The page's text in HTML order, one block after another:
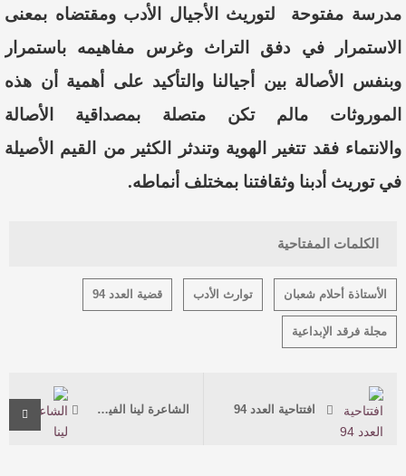
مدرسة مفتوحة لتوريث الأجيال الأدبومقتضاه بمعنى
الاستمرار
في دفق التراثوغرس مفاهيمه
باستمرار
وبنفس
الأصالة بين أ جيالنا والتأكيد على همية أن هذه
الموروثات مالم تكن متصلة بمصداقية
الأصالة
والانتماءفقد تتغير الهوية وتندثر الكثير من القيم
الأصيلة
في توريث دبنا وثقافتنا بمختلف أ نماطه.
الكلمات المفتاحية
الأستاذة أحلام شعبان توارث الأدب قضية العدد 94
مجلة فرقد الإبداعية
افتتاحية العدد 94 الشاعرة لينا الفيصل: الحزن بوصلة الإبداع والشعر العربي في تجدد و تجديد